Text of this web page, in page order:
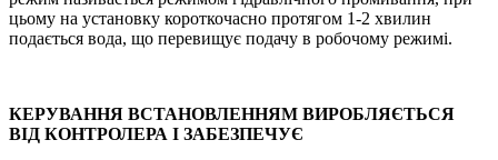
цьому на установку короткочасно протягом 1-2 хвилин
подається вода, що перевищує подачу в робочому режимі.
КЕРУВАННЯ ВСТАНОВЛЕННЯМ ВИРОБЛЯЄТЬСЯ
ВІД КОНТРОЛЕРА І ЗАБЕЗПЕЧУЄ